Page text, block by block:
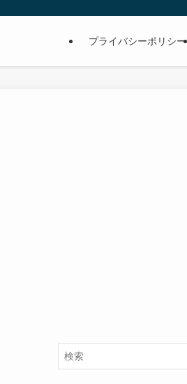
プライバシーポリシー